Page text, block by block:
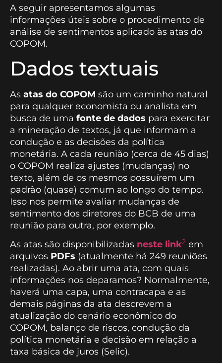
A seguir apresentamos algumas
informações úteis sobre o procedimento de
análise de sentimentos aplicado às atas do
COPOM.
Dados textuais
As atas do COPOM são um caminho natural
para qualquer economista ou analista em
busca de uma fonte de dados para exercitar
a mineração de textos, já que informam a
condução e as decisões da política
monetária. A cada reunião (cerca de 45 dias)
o COPOM realiza ajustes (mudanças) no
texto, além de os mesmos possuírem um
padrão (quase) comum ao longo do tempo.
Isso nos permite avaliar mudanças de
sentimento dos diretores do BCB de uma
reunião para outra, por exemplo.
As atas são disponibilizadas neste link2 em
arquivos PDFs (atualmente há 249 reuniões
realizadas). Ao abrir uma ata, com quais
informações nos deparamos? Normalmente,
haverá uma capa, uma contracapa e as
demais páginas da ata descrevem a
atualização do cenário econômico do
COPOM, balanço de riscos, condução da
política monetária e decisão em relação a
taxa básica de juros (Selic).